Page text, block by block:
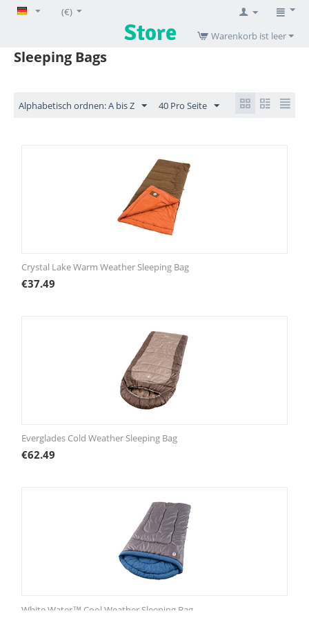
(€)
Warenkorb ist leer
Sleeping Bags
Alphabetisch ordnen: A bis Z 40 Pro Seite
Crystal Lake Warm Weather Sleeping Bag
€37.49
Everglades Cold Weather Sleeping Bag
€62.49
White Water™ Cool Weather Sleeping Bag